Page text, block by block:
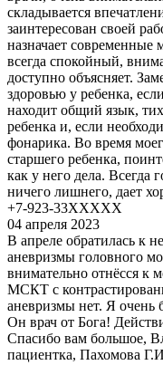
складывается
заинтересован своей
назначает современные
всегда спокойный,
доступно объясняет.
здоровью у ребенка,
находит общий язык,
ребенка и, если
фонарика. Во время
старшего ребенка,
как у него дела. Всегда
ничего лишнего, дает
+7-923-33XXXXX
04 апреля 2023
В апреле обратилась к
аневризмы головного
внимательно отнёсся к
МСКТ с
аневризмы нет. Я очень
Он врач от Бога!
Спасибо вам большое,
пациентка, Пахомова